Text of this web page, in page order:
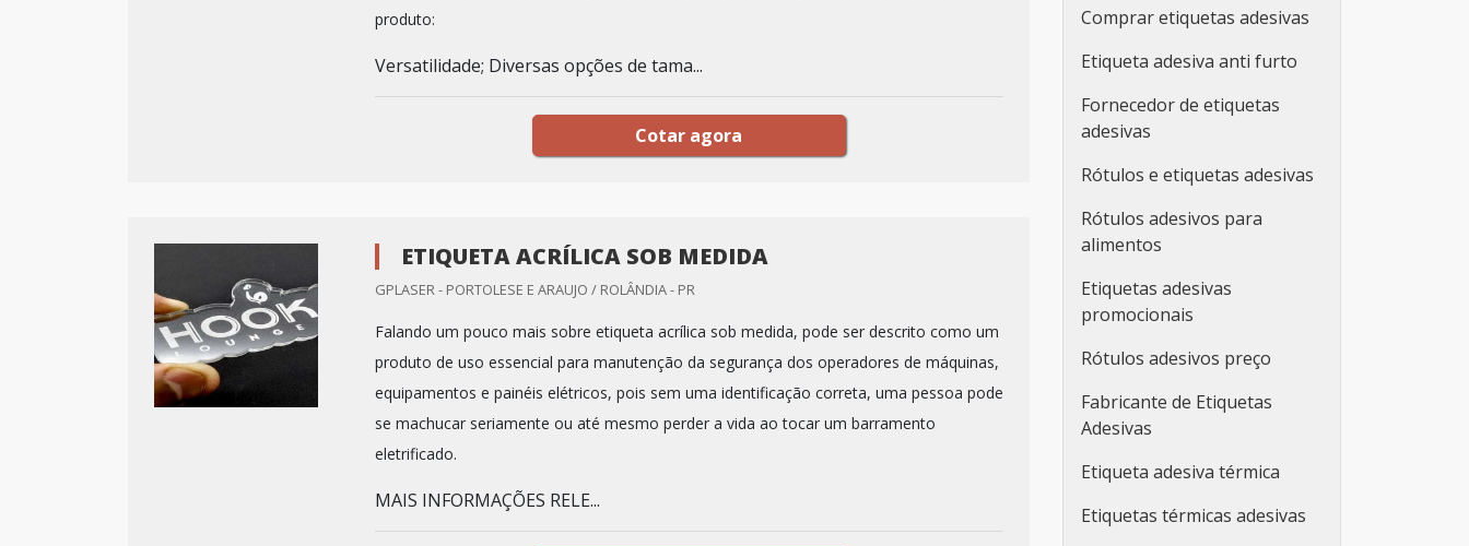
produto:
Versatilidade; Diversas opções de tama...
Cotar agora
ETIQUETA ACRÍLICA SOB MEDIDA
GPLASER - PORTOLESE E ARAUJO / ROLÂNDIA - PR
Falando um pouco mais sobre etiqueta acrílica sob medida, pode ser descrito como um
produto de uso essencial para manutenção da segurança dos operadores de máquinas,
equipamentos e painéis elétricos, pois sem uma identificação correta, uma pessoa pode
se machucar seriamente ou até mesmo perder a vida ao tocar um barramento
eletrificado.
MAIS INFORMAÇÕES RELE...
Comprar etiquetas adesivas
Etiqueta adesiva anti furto
Fornecedor de etiquetas
adesivas
Rótulos e etiquetas adesivas
Rótulos adesivos para
alimentos
Etiquetas adesivas
promocionais
Rótulos adesivos preço
Fabricante de Etiquetas
Adesivas
Etiqueta adesiva térmica
Etiquetas térmicas adesivas